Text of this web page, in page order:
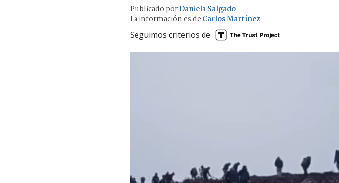
Publicado porDaniela Salgado
La información es de Carlos Martínez
Seguimos criterios de